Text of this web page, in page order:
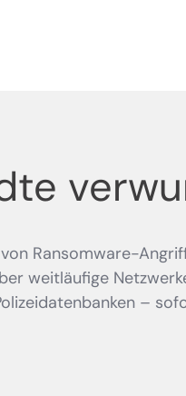
Ransomware-
weitläufige
–